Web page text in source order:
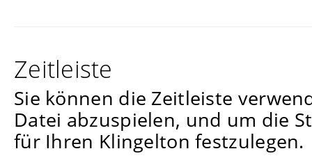
Zeitleiste
Sie können die Zeitleiste
Datei abzuspielen, und um die
für Ihren Klingelton festzulegen.